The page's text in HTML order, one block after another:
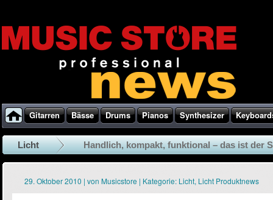
Gitarren Bässe Drums Pianos Synthesizer
Licht Handlich, kompakt, funktional – das ist der
29. Oktober 2010 | von Musicstore | Kategorie: Licht, Licht Produktnews